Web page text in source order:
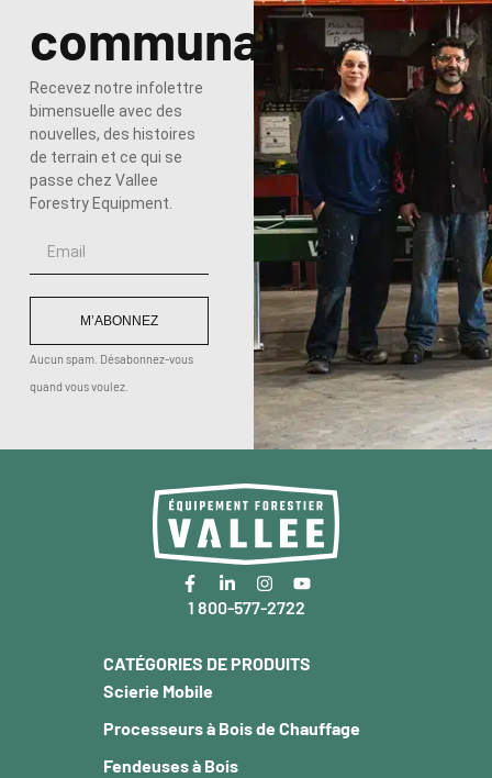
communauté
Recevez notre infolettre
bimensuelle avec des
nouvelles, des histoires
de terrain et ce qui se
passe chez Vallee
Forestry Equipment.
M’ABONNEZ
Aucun spam. Désabonnez-vous
quand vous voulez.
1 800-577-2722
CATÉGORIES DE PRODUITS
Scierie Mobile
Processeurs à Bois de Chauffage
Fendeuses à Bois